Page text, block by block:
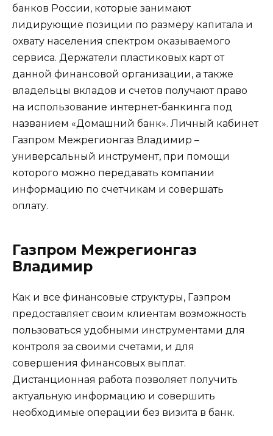
банков России, которые занимают
лидирующие позиции по размеру капитала и
охвату населения спектром оказываемого
сервиса. Держатели пластиковых карт от
данной финансовой организации, а также
владельцы вкладов и счетов получают право
на использование интернет-банкинга под
названием «Домашний банк». Личный кабинет
Газпром Межрегионгаз Владимир –
универсальный инструмент, при помощи
которого можно передавать компании
информацию по счетчикам и совершать
оплату.
Газпром Межрегионгаз
Владимир
Как и все финансовые структуры, Газпром
предоставляет своим клиентам возможность
пользоваться удобными инструментами для
контроля за своими счетами, и для
совершения финансовых выплат.
Дистанционная работа позволяет получить
актуальную информацию и совершить
необходимые операции без визита в банк.